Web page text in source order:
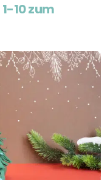
10 zum